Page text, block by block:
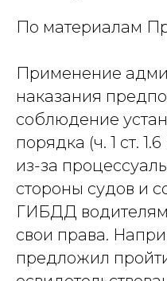
По материалам
Применение
наказания
соблюдение
порядка (ч. 1 ст.
из-за
стороны судов и
ГИБДД водителям
свои права.
предложил